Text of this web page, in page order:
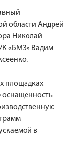
области Андрей
Николай
«БМЗ» Вадим
площадках
оснащенность
в